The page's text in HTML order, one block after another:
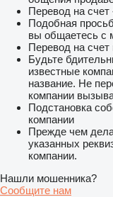
Перевод на счет
Подобная
вы общаетесь с
Перевод на
Будьте
известные
название. Не
компании
Подстановка
компании
Прежде чем
указанных
компании.
Нашли мошенника?
Сообщите нам